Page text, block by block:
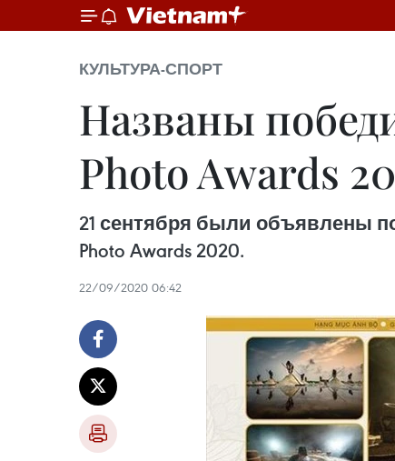
КУЛЬТУРА-СПОРТ
Названы
Photo Awards
21 сентября были объявлены
Photo Awards 2020.
22/09/2020 06:42